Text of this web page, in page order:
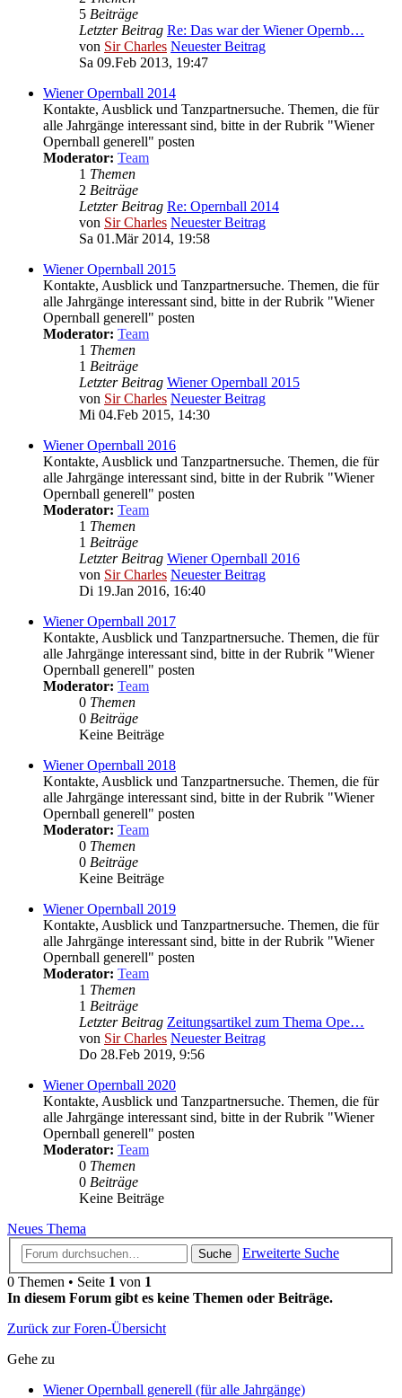
5 Beiträge
Letzter Beitrag Re: Das war der Wiener Opernb…
von Sir Charles Neuester Beitrag
Sa 09.Feb 2013, 19:47
Wiener Opernball 2014
Kontakte, Ausblick und Tanzpartnersuche. Themen, die für
alle Jahrgänge interessant sind, bitte in der Rubrik "Wiener
Opernball generell" posten
Moderator: Team
1 Themen
2 Beiträge
Letzter Beitrag Re: Opernball 2014
von Sir Charles Neuester Beitrag
Sa 01.Mär 2014, 19:58
Wiener Opernball 2015
Kontakte, Ausblick und Tanzpartnersuche. Themen, die für
alle Jahrgänge interessant sind, bitte in der Rubrik "Wiener
Opernball generell" posten
Moderator: Team
1 Themen
1 Beiträge
Letzter Beitrag Wiener Opernball 2015
von Sir Charles Neuester Beitrag
Mi 04.Feb 2015, 14:30
Wiener Opernball 2016
Kontakte, Ausblick und Tanzpartnersuche. Themen, die für
alle Jahrgänge interessant sind, bitte in der Rubrik "Wiener
Opernball generell" posten
Moderator: Team
1 Themen
1 Beiträge
Letzter Beitrag Wiener Opernball 2016
von Sir Charles Neuester Beitrag
Di 19.Jan 2016, 16:40
Wiener Opernball 2017
Kontakte, Ausblick und Tanzpartnersuche. Themen, die für
alle Jahrgänge interessant sind, bitte in der Rubrik "Wiener
Opernball generell" posten
Moderator: Team
0 Themen
0 Beiträge
Keine Beiträge
Wiener Opernball 2018
Kontakte, Ausblick und Tanzpartnersuche. Themen, die für
alle Jahrgänge interessant sind, bitte in der Rubrik "Wiener
Opernball generell" posten
Moderator: Team
0 Themen
0 Beiträge
Keine Beiträge
Wiener Opernball 2019
Kontakte, Ausblick und Tanzpartnersuche. Themen, die für
alle Jahrgänge interessant sind, bitte in der Rubrik "Wiener
Opernball generell" posten
Moderator: Team
1 Themen
1 Beiträge
Letzter Beitrag Zeitungsartikel zum Thema Ope…
von Sir Charles Neuester Beitrag
Do 28.Feb 2019, 9:56
Wiener Opernball 2020
Kontakte, Ausblick und Tanzpartnersuche. Themen, die für
alle Jahrgänge interessant sind, bitte in der Rubrik "Wiener
Opernball generell" posten
Moderator: Team
0 Themen
0 Beiträge
Keine Beiträge
Neues Thema
Suche
Erweiterte Suche
0 Themen • Seite 1 von 1
In diesem Forum gibt es keine Themen oder Beiträge.
Zurück zur Foren-Übersicht
Gehe zu
Wiener Opernball generell (für alle Jahrgänge)